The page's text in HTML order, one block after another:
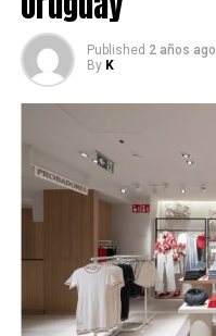
Published 2 años ago
By K